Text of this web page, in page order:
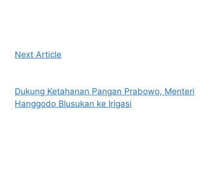
Next Article
Dukung Ketahanan Pangan Prabowo, Menteri
Hanggodo Blusukan ke Irigasi